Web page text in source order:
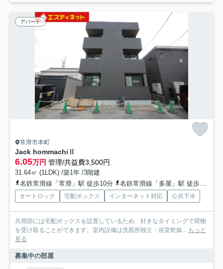
アパート
常滑市本町
Jack hommachiⅡ
6.05万円 管理/共益費3,500円
31.64㎡ (1LDK) /築1年 /3階建
名鉄常滑線「常滑」駅 徒歩10分
名鉄常滑線「多屋」駅 徒歩23分
オートロック 宅配ボックス インターネット対応 公共下水
共用部には宅配ボックスを設置しているため、好きなタイミングで荷物
を受け取ることができます。室内設備は洗面所独立・浴室乾燥... もっと
見る
募集中の部屋